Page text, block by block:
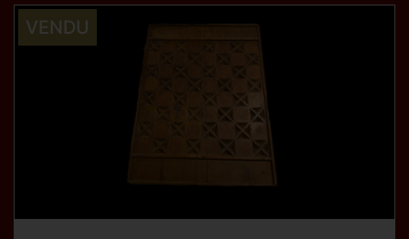
VENDU